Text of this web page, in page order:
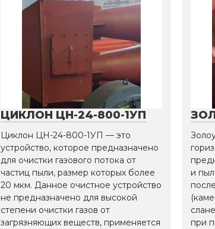
ЦИКЛОН ЦН-24-800-1УП
Циклон ЦН-24-800-1УП — это
устройство, которое предназначено
для очистки газового потока от
частиц пыли, размер которых более
20 мкм. Данное очистное устройство
не предназначено для высокой
степени очистки газов от
загрязняющих веществ, применяется
и
при